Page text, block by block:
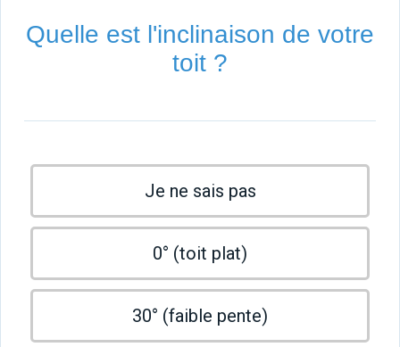
Quelle est l'inclinaison de votre
toit ?
Je ne sais pas
0° (toit plat)
30° (faible pente)